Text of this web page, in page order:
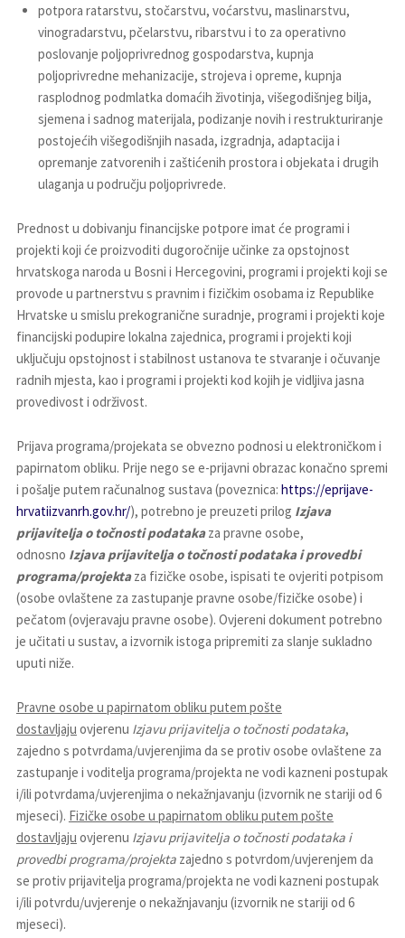
potpora ratarstvu, stočarstvu, voćarstvu, maslinarstvu,
vinogradarstvu, pčelarstvu, ribarstvu i to za operativno
poslovanje poljoprivrednog gospodarstva, kupnja
poljoprivredne mehanizacije, strojeva i opreme, kupnja
rasplodnog podmlatka domaćih životinja, višegodišnjeg bilja,
sjemena i sadnog materijala, podizanje novih i restrukturiranje
postojećih višegodišnjih nasada, izgradnja, adaptacija i
opremanje zatvorenih i zaštićenih prostora i objekata i drugih
ulaganja u području poljoprivrede.
Prednost u dobivanju financijske potpore imat će programi i
projekti koji će proizvoditi dugoročnije učinke za opstojnost
hrvatskoga naroda u Bosni i Hercegovini, programi i projekti koji se
provode u partnerstvu s pravnim i fizičkim osobama iz Republike
Hrvatske u smislu prekogranične suradnje, programi i projekti koje
financijski podupire lokalna zajednica, programi i projekti koji
uključuju opstojnost i stabilnost ustanova te stvaranje i očuvanje
radnih mjesta, kao i programi i projekti kod kojih je vidljiva jasna
provedivost i održivost.
Prijava programa/projekata se obvezno podnosi u elektroničkom i
papirnatom obliku. Prije nego se e-prijavni obrazac konačno spremi
i pošalje putem računalnog sustava (poveznica: https://eprijave-
hrvatiizvanrh.gov.hr/), potrebno je preuzeti prilog Izjava
prijavitelja o točnosti podatakaza pravne osobe,
odnosno Izjava prijavitelja o točnosti podataka i provedbi
programa/projektaza fizičke osobe, ispisati te ovjeriti potpisom
(osobe ovlaštene za zastupanje pravne osobe/fizičke osobe) i
pečatom (ovjeravaju pravne osobe). Ovjereni dokument potrebno
je učitati u sustav, a izvornik istoga pripremiti za slanje sukladno
uputi niže.
Pravne osobe u papirnatom obliku putem pošte
dostavljaju ovjerenu Izjavu prijavitelja o točnosti podataka,
zajedno s potvrdama/uvjerenjima da se protiv osobe ovlaštene za
zastupanje i voditelja programa/projekta ne vodi kazneni postupak
i/ili potvrdama/uvjerenjima o nekažnjavanju (izvornik ne stariji od 6
mjeseci). Fizičke osobe u papirnatom obliku putem pošte
dostavljaju ovjerenu Izjavu prijavitelja o točnosti podataka i
provedbi programa/projektazajedno s potvrdom/uvjerenjem da
se protiv prijavitelja programa/projekta ne vodi kazneni postupak
i/ili potvrdu/uvjerenje o nekažnjavanju (izvornik ne stariji od 6
mjeseci).